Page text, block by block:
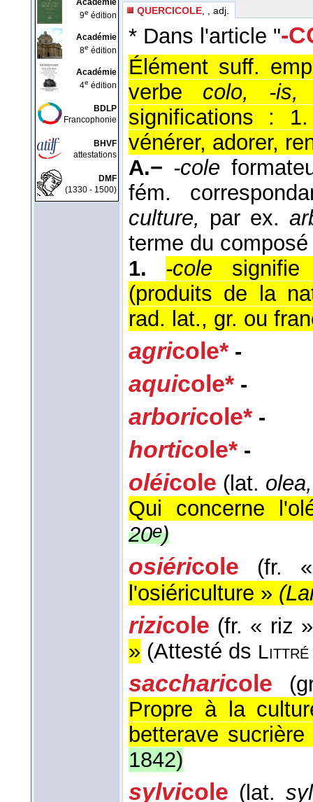
Académie
9e édition
Académie
8e édition
Académie
4e édition
BDLP
Francophonie
BHVF
attestations
DMF
(1330 - 1500)
QUERCICOLE , , adj.
* Dans l'article "-
Élément suff.
verbe colo, -is,
significations :
vénérer, adorer,
A.− -cole
fém.
culture, par ex.
terme du
1.
-cole signifie
(produits de la
rad. lat., gr. ou
agricole* -
aquicole* -
arboricole* -
horticole* -
oléicole (lat. olea,
Qui concerne
20e)
osiéricole (fr.
l'osiériculture » (
rizicole (fr. « riz
» (Attesté ds Littré
saccharicole
Propre à la
betterave sucrière
1842)
sylvicole (lat.